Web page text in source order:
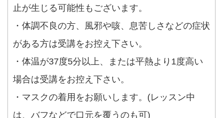
止が生じる可能性もございます。
・体調不良の方、風邪や咳、息苦しさなどの症状
がある方は受講をお控え下さい。
・体温が37度5分以上、または平熱より1度高い
場合は受講をお控え下さい。
・マスクの着用をお願いします。(レッスン中
は、バフなどで口元を覆うのも可)